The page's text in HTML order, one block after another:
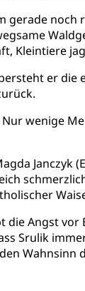
gerade
Kleintiere
er die
wenige
Angst
Srulik
Wahnsinn